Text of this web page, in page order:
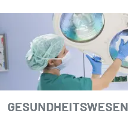
GESUNDHEITSWESEN